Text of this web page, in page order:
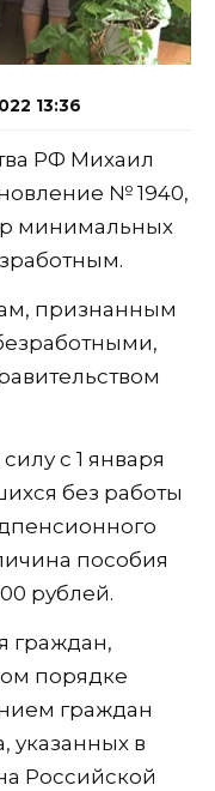
13:36
РФ Михаил
№ 1940,
минимальных
признанным
с 1 января
без работы
пособия
рублей.
граждан,
порядке
граждан
указанных в
Российской